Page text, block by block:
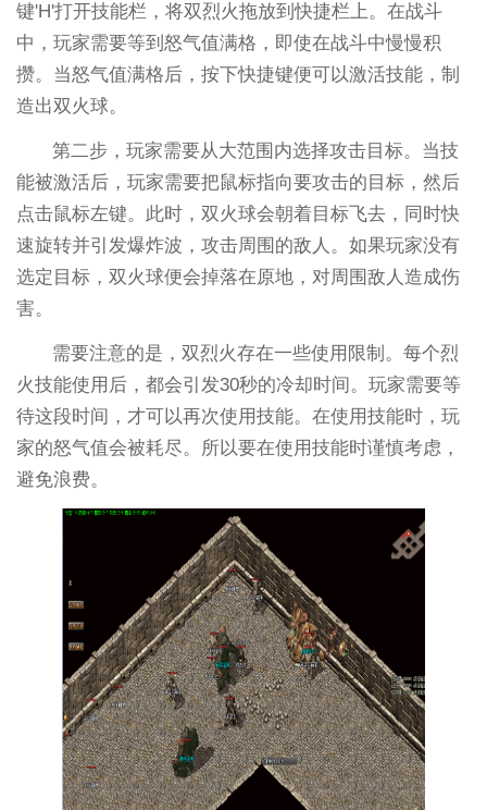
键'H'打开技能栏，将双烈火拖放到快捷栏上。在战斗
中，玩家需要等到怒气值满格，即使在战斗中慢慢积
攒。当怒气值满格后，按下快捷键便可以激活技能，制
造出双火球。
第二步，玩家需要从大范围内选择攻击目标。当技
能被激活后，玩家需要把鼠标指向要攻击的目标，然后
点击鼠标左键。此时，双火球会朝着目标飞去，同时快
速旋转并引发爆炸波，攻击周围的敌人。如果玩家没有
选定目标，双火球便会掉落在原地，对周围敌人造成伤
害。
需要注意的是，双烈火存在一些使用限制。每个烈
火技能使用后，都会引发30秒的冷却时间。玩家需要等
待这段时间，才可以再次使用技能。在使用技能时，玩
家的怒气值会被耗尽。所以要在使用技能时谨慎考虑，
避免浪费。